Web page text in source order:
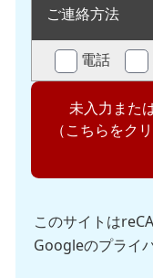
ご連絡方法
電話
未入力また
（こちらをク
このサイトは
Googleのプライ